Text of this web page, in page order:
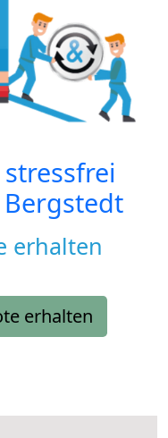
Bergstedt
erhalten
erhalten